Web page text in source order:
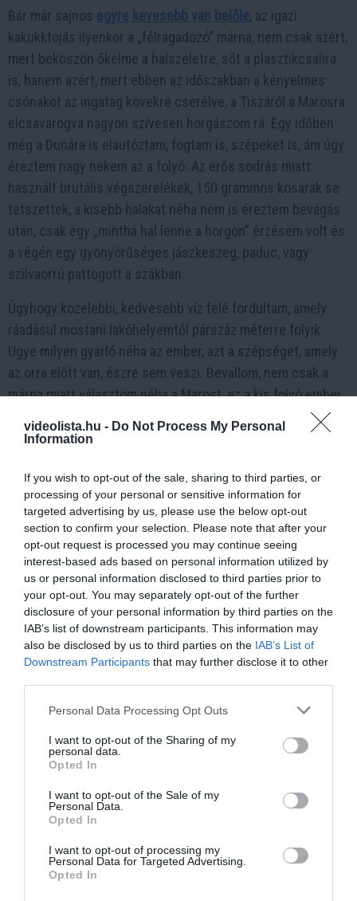
videolista.hu - Do Not Process My Personal
Information
If you wish to opt-out of the sale, sharing to third parties, or
processing of your personal or sensitive information for
targeted advertising by us, please use the below opt-out
section to confirm your selection. Please note that after your
opt-out request is processed you may continue seeing
interest-based ads based on personal information utilized by
us or personal information disclosed to third parties prior to
your opt-out. You may separately opt-out of the further
disclosure of your personal information by third parties on the
IAB’s list of downstream participants. This information may
also be disclosed by us to third parties on the IAB’s List of
Downstream Participants that may further disclose it to other
Please note that this website/app uses one or more Google
not limited to your visit or usage behaviour. You may click to
grant or deny consent to Google and its third-party tags to
use your data for below specified purposes in below Google
consent section.
Personal Data Processing Opt Outs
I want to opt-out of the Sharing of my
personal data.
Opted In
I want to opt-out of the Sale of my
Personal Data.
Opted In
I want to opt-out of processing my
Personal Data for Targeted Advertising.
Opted In
Bár már sajnos egyre kevesebb van belőle, az igazi
kakukktojás ilyenkor a „félragadozó” márna, nem csak azért,
mert beköszön őkelme a halszeletre, sőt a plasztikcsalira
is, hanem azért, mert ebben az időszakban a kényelmes
csónakot az ingatag kövekre cserélve, a Tiszáról a Marosra
elcsavarogva nagyon szívesen horgászom rá. Egy időben
még a Dunára is elautóztam, fogtam is, szépeket is, ám úgy
éreztem nagy nekem az a folyó. Az erős sodrás miatt
használt brutális végszerelékek, 150 grammos kosarak se
tetszettek, a kisebb halakat néha nem is éreztem bevágás
után, csak egy „mintha hal lenne a horgon” érzésem volt és
a végén egy gyönyörűséges jászkeszeg, paduc, vagy
szilvaorrú pattogott a szákban.
Úgyhogy közelebbi, kedvesebb víz felé fordultam, amely
ráadásul mostani lakóhelyemtől párszáz méterre folyik.
Ugye milyen gyarló néha az ember, azt a szépséget, amely
az orra előtt van, észre sem veszi. Bevallom, nem csak a
márna miatt választom néha a Marost, ez a kis folyó ember
békességével akkor is elvarázsol, ha érdemi halat nem ad
érett asszony, így pláne szívesen indulok randevúzni vele.
Itt a csuka, hol a csuka?
Nem volt ez kérdés horgászifjoncként számomra, beültünk
hárman, négyen az autóba és elzötykölődtünk valamelyik
kubikgödrökig. Letanyáztunk, megfogtuk a kishalakat, aztán
ki-ki vérmérséklete szerint helyben maradva, vagy
cserkelve a csukák után eredt. Fenekeztünk, úszóztunk, a
pergetéssel csak időszakosan próbálkoztunk, fogtunk